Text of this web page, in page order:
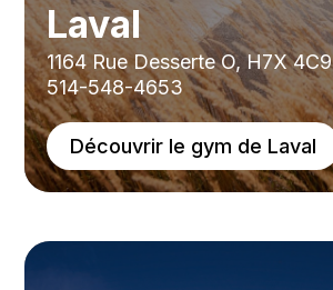
Laval
1164 Rue Desserte O, H7X 4C9
514-548-4653
Découvrir le gym de Laval